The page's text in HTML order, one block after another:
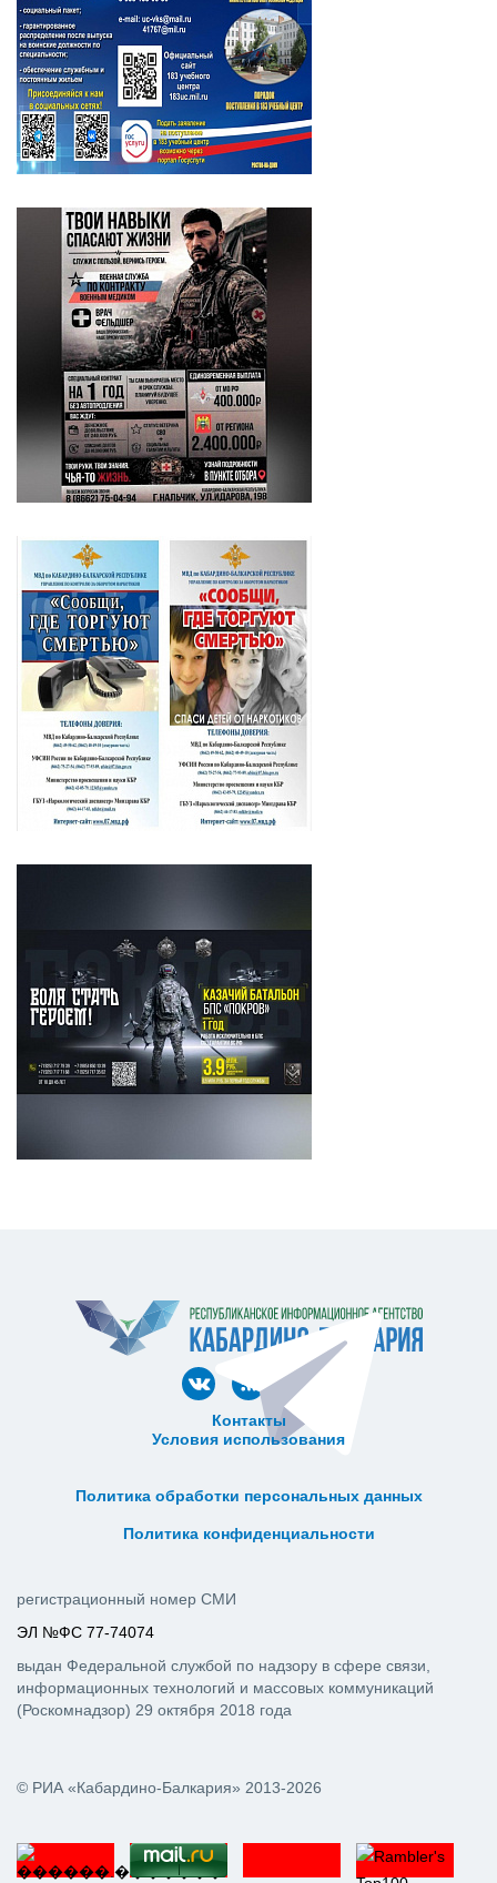
Контакты
Условия использования
Политика обработки персональных данных
Политика конфиденциальности
© РИА «Кабардино-Балкария» 2013-2026
регистрационный номер СМИ
ЭЛ №ФС 77-74074
выдан Федеральной службой по надзору в сфере связи,
информационных технологий и массовых коммуникаций
(Роскомнадзор) 29 октября 2018 года